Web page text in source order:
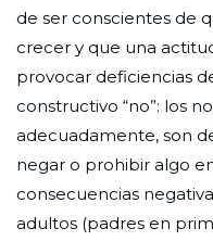
de ser conscientes de
crecer y que una
provocar deficiencias
constructivo “no”: los
adecuadamente, son
negar o prohibir algo
consecuencias
adultos (padres en